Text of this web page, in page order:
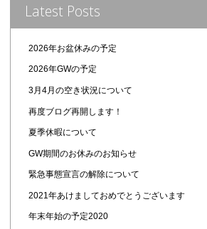
Latest Posts
2026年お盆休みの予定
2026年GWの予定
3月4月の空き状況について
再度ブログ再開します！
夏季休暇について
GW期間のお休みのお知らせ
緊急事態宣言の解除について
2021年あけましておめでとうございます
年末年始の予定2020